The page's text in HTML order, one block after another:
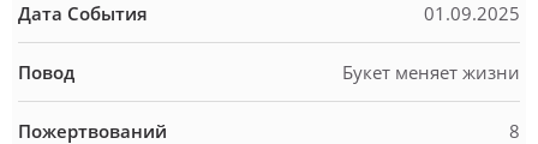
Дата События 01.09.2025
Повод Букет меняет жизни
Пожертвований 8